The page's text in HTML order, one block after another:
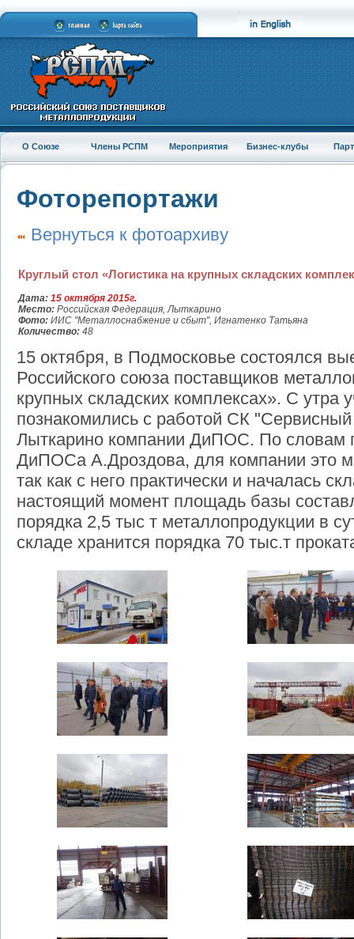
О Союзе Члены РСПМ Мероприятия Бизнес-клубы
Фоторепортажи
Вернуться к фотоархиву
Круглый стол «Логистика на крупных складских
Дата: 15 октября 2015г.
Место: Российская Федерация, Лыткарино
Фото: ИИС "Металлоснабжение и сбыт", Игнатенко Татьяна
Количество: 48
15 октября, в Подмосковье состоялся
Российского союза поставщиков
крупных складских комплексах». С утра
познакомились с работой СК
Лыткарино компании ДиПОС. По словам
ДиПОСа А.Дроздова, для компании это
так как с него практически и началась
настоящий момент площадь базы
порядка 2,5 тыс т металлопродукции в
складе хранится порядка 70 тыс.т